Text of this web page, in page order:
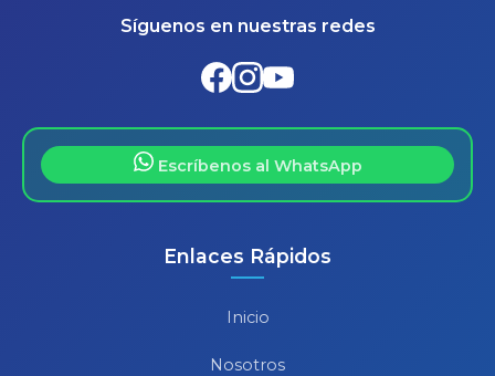
Síguenos en nuestras redes
Escríbenos al WhatsApp
Enlaces Rápidos
Inicio
Nosotros